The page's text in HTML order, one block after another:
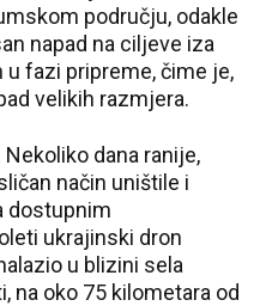
području, odakle
napad na ciljeve iza
u fazi pripreme, čime je,
velikih razmjera.
dana ranije,
način uništile i
dostupnim
ukrajinski dron
u blizini sela
na oko 75 kilometara od